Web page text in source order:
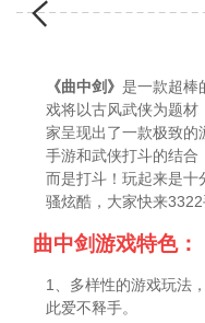
《曲中剑》是一款超棒
戏将以古风武侠为题
家呈现出了一款极致的
手游和武侠打斗的结合
而是打斗！玩起来是十
骚炫酷，大家快来3322
曲中剑游戏特色：
1、多样性的游戏玩法
此爱不释手。